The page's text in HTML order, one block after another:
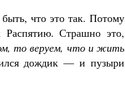
что это так. Потому
Страшно это,
то веруем, что и жить
дождик — и пузыри